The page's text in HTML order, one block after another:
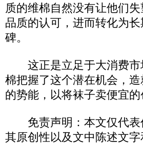
质的维棉自然没有让他们
品质的认可，进而转化为
碑。
这正是立足于大消费市
棉把握了这个潜在机会，
的势能，以将袜子卖便宜
免责声明：本文仅代表
其原创性以及文中陈述文